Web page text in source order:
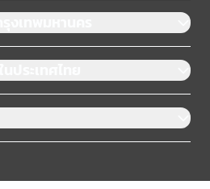
เทพมหานคร
ระเทศไทย